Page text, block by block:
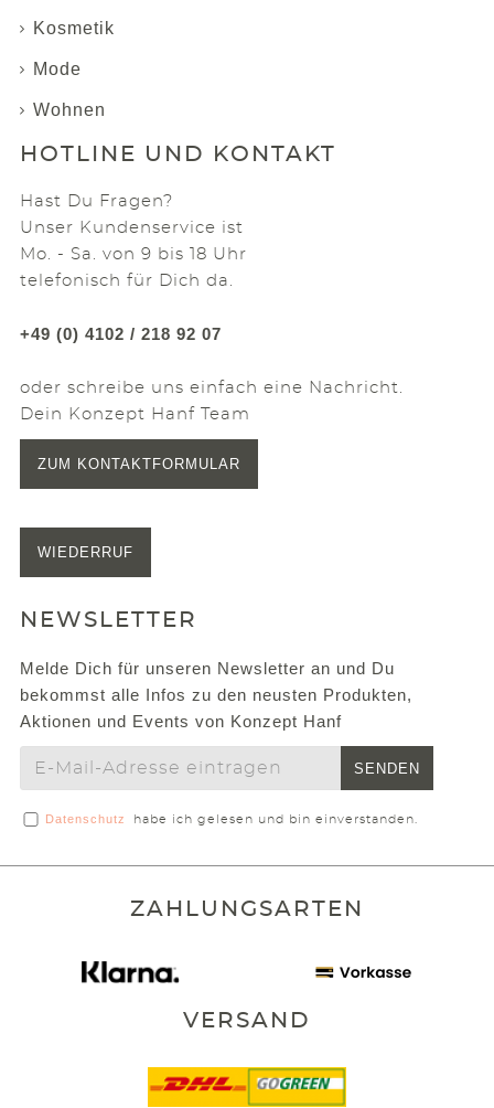
Kosmetik
Mode
Wohnen
HOTLINE UND KONTAKT
Hast Du Fragen?
Unser Kundenservice ist
Mo. - Sa. von 9 bis 18 Uhr
telefonisch für Dich da.
+49 (0) 4102 / 218 92 07
oder schreibe uns einfach eine Nachricht.
Dein Konzept Hanf Team
ZUM KONTAKTFORMULAR
WIEDERRUF
NEWSLETTER
Melde Dich für unseren Newsletter an und Du
bekommst alle Infos zu den neusten Produkten,
Aktionen und Events von Konzept Hanf
SENDEN
Datenschutz habe ich gelesen und bin einverstanden.
ZAHLUNGSARTEN
VERSAND